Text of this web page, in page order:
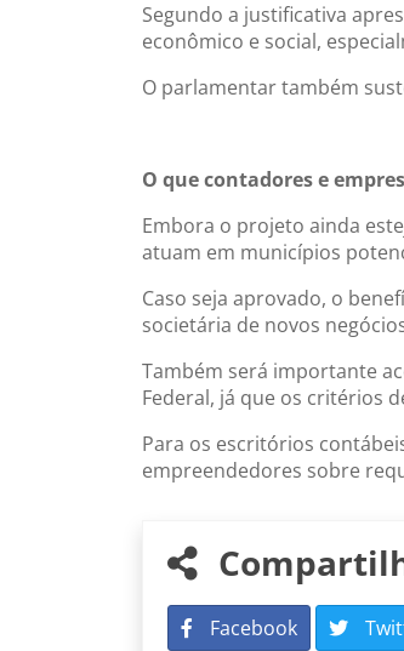
Segundo a justificativa
econômico e social,
O parlamentar também
O que contadores e
Embora o projeto ainda
atuam em municípios
Caso seja aprovado, o
societária de novos
Também será importante
Federal, já que os critérios
Para os escritórios
empreendedores sobre
Facebook